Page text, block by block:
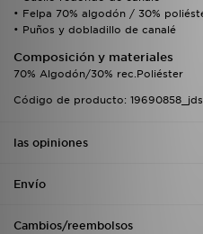
• Felpa 70% algodón / 30%
• Puños y dobladillo de canalé
Composición y materiales
70% Algodón/30% rec.Poliéster
Código de producto:
las opiniones
Envío
Cambios/reembolsos